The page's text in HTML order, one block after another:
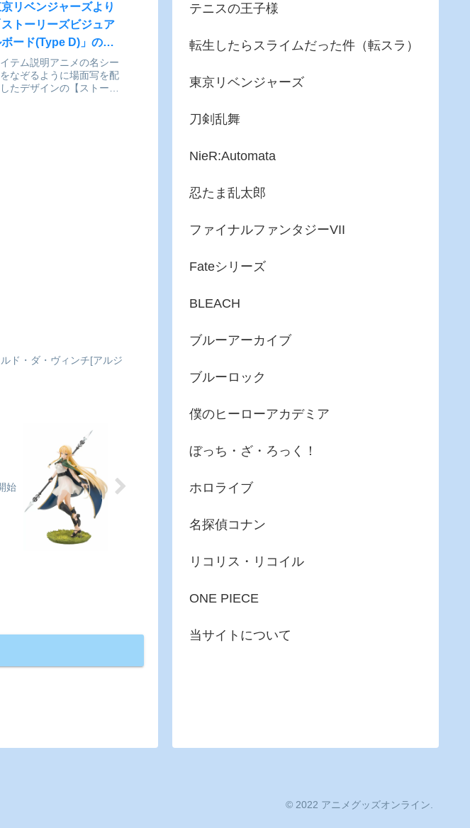
リベンジャーズより
ストーリーズビジュア
ボード(Type D)」の紹
テム説明アニメの名シー
なぞるように場面写を配
たデザインの【ストーリ
ド・ダ・ヴィンチ[アルジ
始
テニスの王子様
転生したらスライムだった件（転スラ）
東京リベンジャーズ
刀剣乱舞
NieR:Automata
忍たま乱太郎
ファイナルファンタジーVII
Fateシリーズ
BLEACH
ブルーアーカイブ
ブルーロック
僕のヒーローアカデミア
ぼっち・ざ・ろっく！
ホロライブ
名探偵コナン
リコリス・リコイル
ONE PIECE
当サイトについて
© 2022 アニメグッズオンライン.